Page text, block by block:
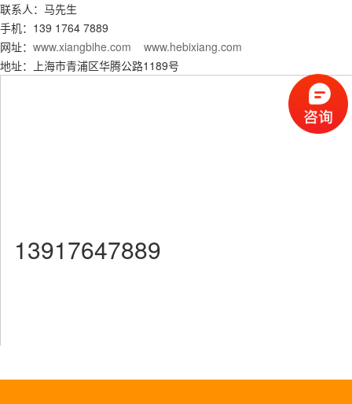
联系人：马先生
手机：139 1764 7889
网址： www.xiangbihe.com
www.hebixiang.com
地址：上海市青浦区华腾公路1189号
13917647889